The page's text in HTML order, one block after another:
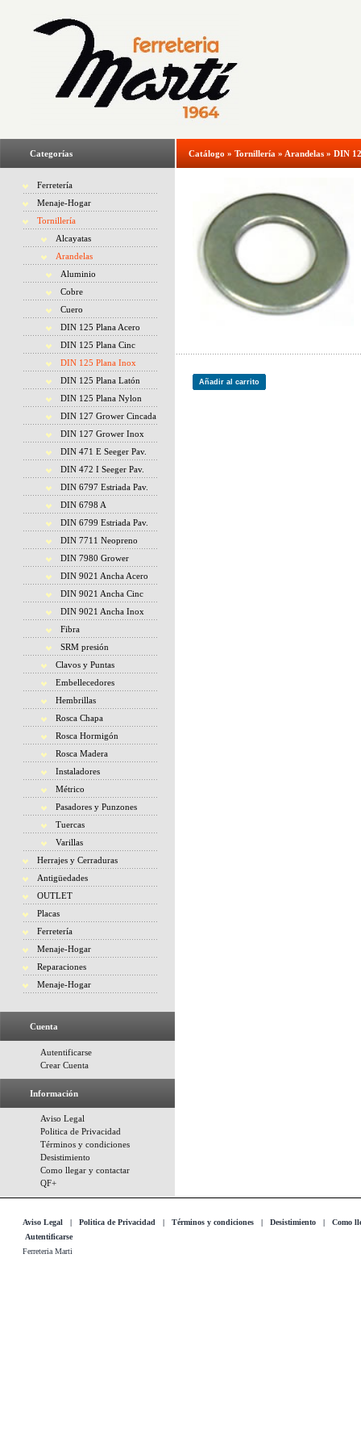
Categorías
Ferretería
Menaje-Hogar
Tornillería
Alcayatas
Arandelas
Aluminio
Cobre
Cuero
DIN 125 Plana Acero
DIN 125 Plana Cinc
DIN 125 Plana Inox
DIN 125 Plana Latón
DIN 125 Plana Nylon
DIN 127 Grower Cincada
DIN 127 Grower Inox
DIN 471 E Seeger Pav.
DIN 472 I Seeger Pav.
DIN 6797 Estriada Pav.
DIN 6798 A
DIN 6799 Estriada Pav.
DIN 7711 Neopreno
DIN 7980 Grower
DIN 9021 Ancha Acero
DIN 9021 Ancha Cinc
DIN 9021 Ancha Inox
Fibra
SRM presión
Clavos y Puntas
Embellecedores
Hembrillas
Rosca Chapa
Rosca Hormigón
Rosca Madera
Instaladores
Métrico
Pasadores y Punzones
Tuercas
Varillas
Herrajes y Cerraduras
Antigüedades
OUTLET
Placas
Ferretería
Menaje-Hogar
Reparaciones
Menaje-Hogar
Cuenta
Autentificarse
Crear Cuenta
Información
Aviso Legal
Politica de Privacidad
Términos y condiciones
Desistimiento
Como llegar y contactar
QF+
Catálogo » Tornillería » Arandelas » DIN
Añadir al carrito
Aviso Legal | Politica de Privacidad | Términos y condiciones | Desistimiento | Como
Autentificarse
Ferreteria Marti